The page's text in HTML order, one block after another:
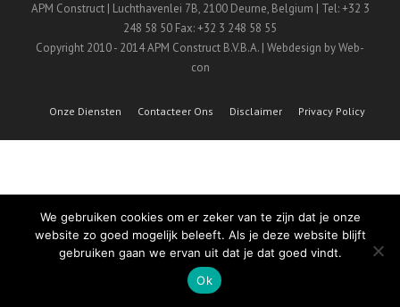
APM Construct | Luchthavenlei 7B, 2100 Deurne, Belgium | Tel: +32 3
248 58 50 Fax: +32 3 248 58 55
Copyright 2010 - 2014 APM Construct B.V.B.A. | Webdesign by Web-
con
Onze Diensten Contacteer Ons Disclaimer Privacy Policy
We gebruiken cookies om er zeker van te zijn dat je onze
website zo goed mogelijk beleeft. Als je deze website blijft
gebruiken gaan we ervan uit dat je dat goed vindt.
Ok